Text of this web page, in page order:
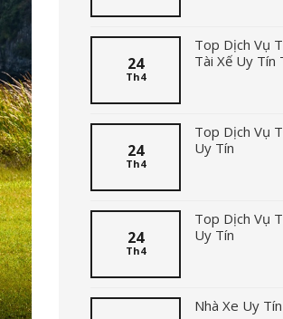
24
Th4
Top Dịch Vụ
Tài Xế Uy Tín
24
Th4
Top Dịch Vụ
Uy Tín
24
Th4
Top Dịch Vụ
Uy Tín
Nhà Xe Uy